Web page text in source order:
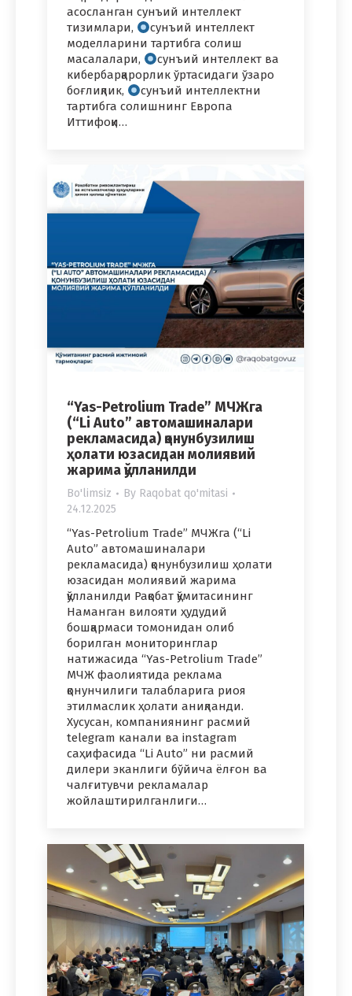
асосланган cунъий интеллект
тизимлари,
сунъий интеллект
моделларини тартибга солиш
масалалари,
сунъий интеллект ва
кибербарқарорлик ўртасидаги ўзаро
боғлиқлик,
сунъий интеллектни
тартибга солишнинг Европа
Иттифоқи…
“Yas-Petrolium Trade” МЧЖга
(“Li Auto” автомашиналари
рекламасида) қонунбузилиш
ҳолати юзасидан молиявий
жарима қўлланилди
Bo'limsiz By Raqobat qo'mitasi
24.12.2025
“Yas-Petrolium Trade” МЧЖга (“Li
Auto” автомашиналари
рекламасида) қонунбузилиш ҳолати
юзасидан молиявий жарима
қўлланилди Рақобат қўмитасининг
Наманган вилояти ҳудудий
бошқармаси томонидан олиб
борилган мониторинглар
натижасида “Yas-Petrolium Trade”
МЧЖ фаолиятида реклама
қонунчилиги талабларига риоя
этилмаслик ҳолати аниқланди.
Хусусан, компаниянинг расмий
telegram канали ва instagram
саҳифасида “Li Auto” ни расмий
дилери эканлиги бўйича ёлғон ва
чалғитувчи рекламалар
жойлаштирилганлиги…